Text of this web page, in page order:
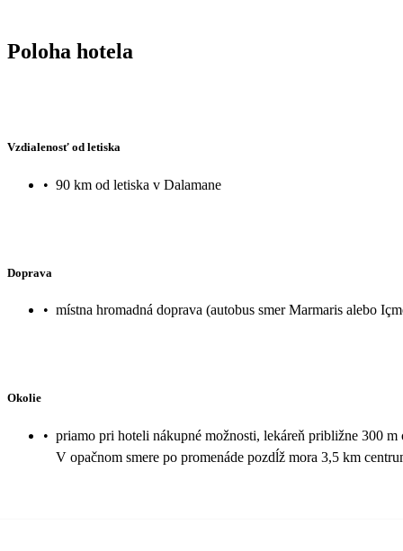
Poloha hotela
Vzdialenosť od letiska
• 90 km od letiska v Dalamane
Doprava
• místna hromadná doprava (autobus smer Marmaris alebo
Okolie
• priamo pri hoteli nákupné možnosti, lekáreň približne 300
V opačnom smere po promenáde pozdĺž mora 3,5 km